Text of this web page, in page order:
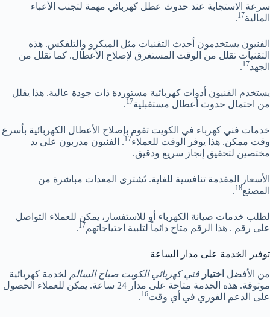
سرعة الاستجابة عند حدوث عطل كهربائي مهمة لتجنب الأعباء
المالية17
.
الفنيون يستخدمون أحدث التقنيات مثل الميكرو والتلفكس. هذه
التقنيات تقلل من الوقت المستغرق لإصلاح الأعطال. كما تقلل من
الجهد17
.
يستخدم الفنيون أدوات كهربائية مستوردة ذات جودة عالية. هذا يقلل
من احتمال حدوث أعطال مستقبلية17
.
خدمات فني كهرباء في الكويت تقوم بإصلاح الأعطال الكهربائية بأسرع
وقت ممكن. هذا يوفر الوقت للعملاء17. الفنيون مدربون على يد
مختصين لتحقيق إنجاز سريع ودقيق.
الأسعار المقدمة تنافسية للغاية. تُشترى المعدات مباشرة من
المصنع18
.
لطلب خدمات صيانة الكهرباء أو للاستفسار، يمكن للعملاء التواصل
على رقم . هذا الرقم متاح دائماً لتلبية احتياجاتهم17
.
توفير الخدمة على مدار الساعة
من الأفضل اختيار فني كهربائي الكويت صباح السالم لخدمة كهربائية
موثوقة. هذه الخدمة متاحة على مدار 24 ساعة. يمكن للعملاء الحصول
على الدعم الفوري في أي وقت16
.